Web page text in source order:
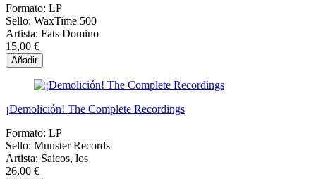
Formato: LP
Sello: WaxTime 500
Artista: Fats Domino
15,00 €
Añadir
¡Demolición! The Complete Recordings
Formato: LP
Sello: Munster Records
Artista: Saicos, los
26,00 €